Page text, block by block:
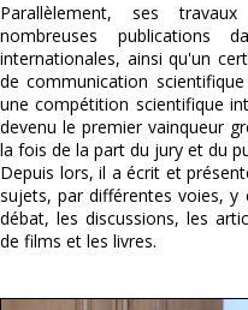
Parallèlement, ses
nombreuses publications
internationales, ainsi qu'un
de communication
une compétition scientifique
devenu le premier vainqueur
la fois de la part du jury et du
Depuis lors, il a écrit et
sujets, par différentes voies,
débat, les discussions, les
de films et les livres.